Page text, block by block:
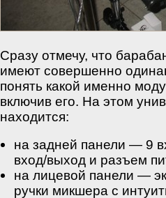
Сразу отмечу, что
имеют совершенно
понять какой именно
включив его. На этом
находится:
на задней панели — 9
вход/выход и разъем
на лицевой панели —
ручки микшера с